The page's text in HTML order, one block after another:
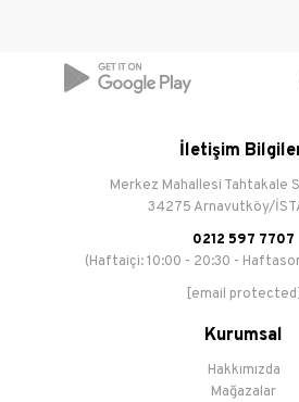
İletişim
Merkez Mahallesi Tahtakale
34275 Arnavutköy/
0212 597 7707
(Haftaiçi: 10:00 - 20:30 -
[email protected]
Kurumsal
Hakkımızda
Mağazalar